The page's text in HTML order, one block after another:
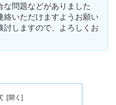
な問題などがありました
絡いただけますようお願い
討しますので、よろしくお